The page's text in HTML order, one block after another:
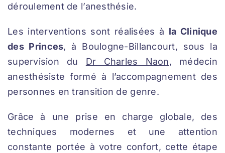
déroulement de l’anesthésie.
Les interventions sont réalisées à la Clinique
des Princes, à Boulogne-Billancourt, sous la
supervision du Dr Charles Naon, médecin
anesthésiste formé à l’accompagnement des
personnes en transition de genre.
Grâce à une prise en charge globale, des
techniques modernes et une attention
constante portée à votre confort, cette étape